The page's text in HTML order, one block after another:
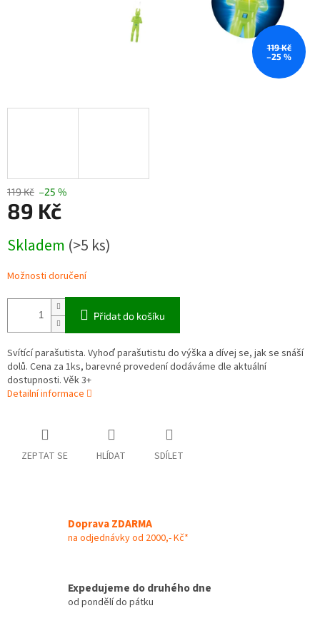
119 Kč
–25 %
119 Kč –25 %
89 Kč
cena:
Skladem (>5 ks)
Možnosti doručení
Přidat do košíku
Svítící parašutista. Vyhoď parašutistu do výška a dívej se, jak se snáší
dolů. Cena za 1ks, barevné provedení dodáváme dle aktuální
dostupnosti. Věk 3+
Detailní informace
ZEPTAT SE HLÍDAT SDÍLET
Doprava ZDARMA
na odjednávky od 2000,- Kč*
Expedujeme do druhého dne
od pondělí do pátku